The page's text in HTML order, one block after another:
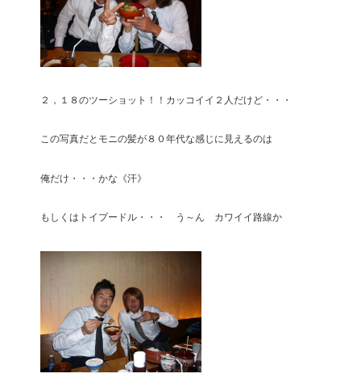
２，１８のツーショット！！カッコイイ２人だけど・・・
この写真だとモニの髪が８０年代な感じに見えるのは
俺だけ・・・かな《汗》
もしくはトイプードル・・・ う～ん カワイイ路線か